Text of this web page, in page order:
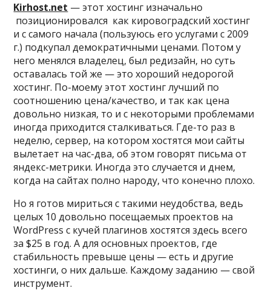
Kirhost.net — этот хостинг изначально
позиционировался как кировоградский хостинг
и с самого начала (пользуюсь его услугами с 2009
г.) подкупал демократичными ценами. Потом у
него менялся владелец, был редизайн, но суть
оставалась той же — это хороший недорогой
хостинг. По-моему этот хостинг лучший по
соотношению цена/качество, и так как цена
довольно низкая, то и с некоторыми проблемами
иногда приходится сталкиваться. Где-то раз в
неделю, сервер, на котором хостятся мои сайты
вылетает на час-два, об этом говорят письма от
яндекс-метрики. Иногда это случается и днем,
когда на сайтах полно народу, что конечно плохо.
Но я готов мириться с такими неудобства, ведь
целых 10 довольно посещаемых проектов на
WordPress с кучей плагинов хостятся здесь всего
за $25 в год. А для основных проектов, где
стабильность превыше цены — есть и другие
хостинги, о них дальше. Каждому заданию — свой
инструмент.